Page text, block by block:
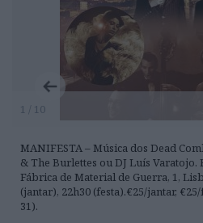
1 / 10
MANIFESTA – Música dos Dead
& The Burlettes ou DJ Luís Varatojo.
Fábrica de Material de Guerra, 1,
(jantar), 22h30 (festa).€25/jantar,
31).